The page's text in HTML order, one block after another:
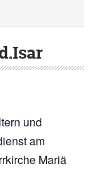
und
am
Mariä